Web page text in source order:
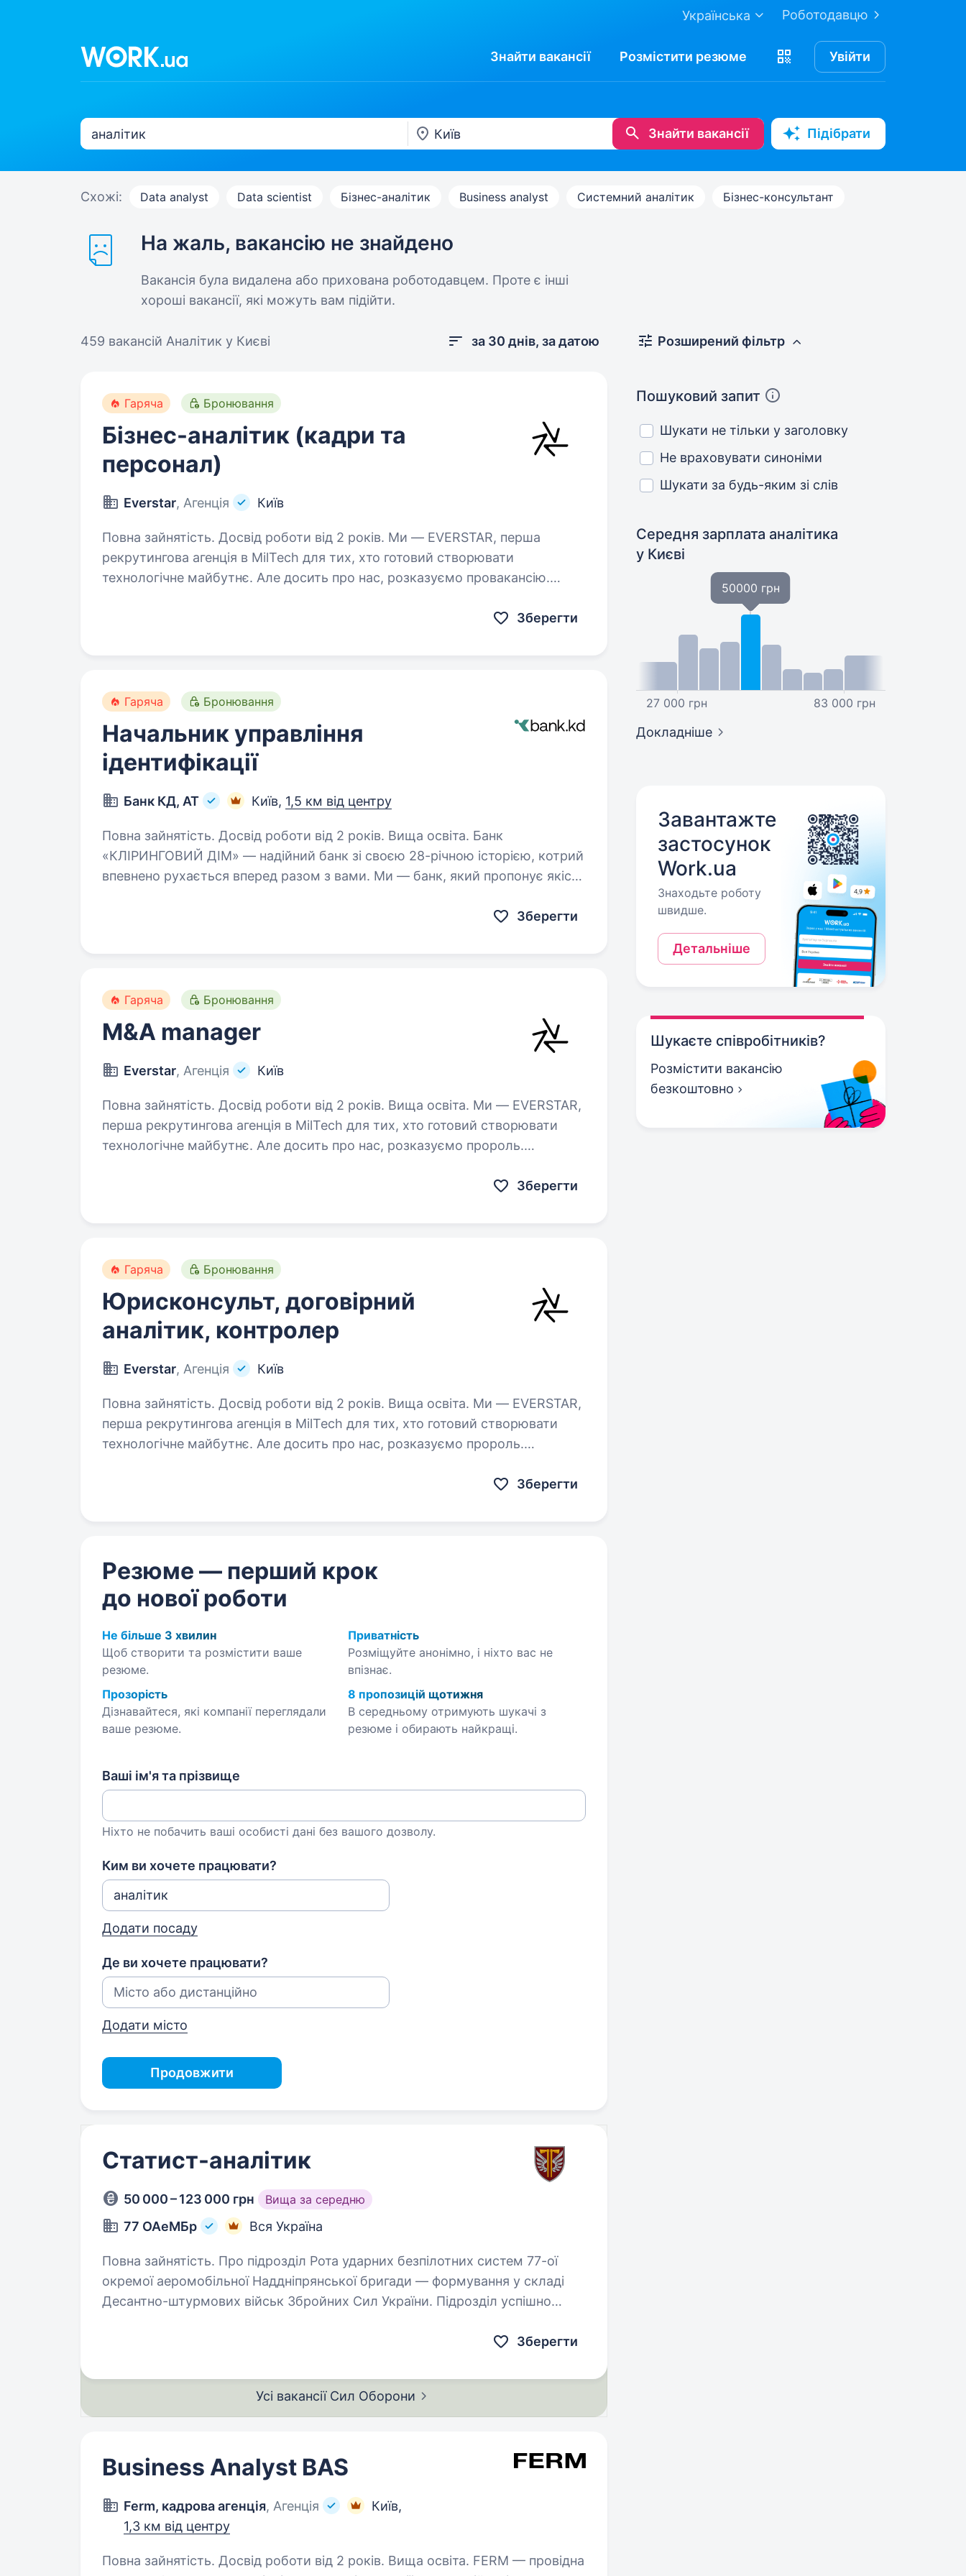
Роботодавцю
Українська
Знайти вакансії Розмістити резюме Увійти
Знайти вакансії Підібрати
Схожі: Data analyst Data scientist Бізнес-аналітик Business analyst Системний аналітик Бізнес-консультант
На жаль, вакансію не знайдено
Вакансія була видалена або прихована роботодавцем. Проте є інші
хороші вакансії, які можуть вам підійти.
459 вакансій Аналітик у Києві за 30 днів, за датою
Гаряча Бронювання
Бізнес-аналітик (кадри та
персонал)
Everstar, Агенція Київ
Повна зайнятість. Досвід роботи від 2 років. Ми — EVERSTAR, перша
рекрутингова агенція в MilTech для тих, хто готовий створювати
технологічне майбутнє. Але досить про нас, розказуємо провакансію.
Зберегти
Гаряча Бронювання
Начальник управління
ідентифікації
Банк КД, АТ Київ, 1,5 км від центру
Повна зайнятість. Досвід роботи від 2 років. Вища освіта. Банк
«КЛІРИНГОВИЙ ДІМ» — надійний банк зі своєю 28-річною історією, котрий
впевнено рухається вперед разом з вами. Ми — банк, який пропонує якісне
Зберегти
Гаряча Бронювання
M&A manager
Everstar, Агенція Київ
Повна зайнятість. Досвід роботи від 2 років. Вища освіта. Ми — EVERSTAR,
перша рекрутингова агенція в MilTech для тих, хто готовий створювати
технологічне майбутнє. Але досить про нас, розказуємо пророль.
Зберегти
Гаряча Бронювання
Юрисконсульт, договірний
аналітик, контролер
Everstar, Агенція Київ
Повна зайнятість. Досвід роботи від 2 років. Вища освіта. Ми — EVERSTAR,
перша рекрутингова агенція в MilTech для тих, хто готовий створювати
технологічне майбутнє. Але досить про нас, розказуємо пророль.
Зберегти
Резюме — перший крок
до нової роботи
Не більше 3 хвилин
Щоб створити та розмістити ваше
резюме.
Приватність
Розміщуйте анонімно, і ніхто вас не
впізнає.
Прозорість
Дізнавайтеся, які компанії переглядали
ваше резюме.
8 пропозицій щотижня
В середньому отримують шукачі з
резюме і обирають найкращі.
Ваші ім'я та прізвище
Ніхто не побачить ваші особисті дані без вашого дозволу.
Ким ви хочете працювати?
Додати посаду
Де ви хочете працювати?
Додати місто
Продовжити
Статист-аналітик
50 000 – 123 000 грн Вища за середню
77 ОАеМБр Вся Україна
Повна зайнятість. Про підрозділ Рота ударних безпілотних систем 77-ої
окремої аеромобільної Наддніпрянської бригади — формування у складі
Десантно-штурмових військ Збройних Сил України. Підрозділ успішно
Зберегти
Усі вакансії Сил Оборони
Business Analyst BAS
Ferm, кадрова агенція, Агенція
Київ,
1,3 км від центру
Повна зайнятість. Досвід роботи від 2 років. Вища освіта. FERM — провідна
Розширений фільтр
Пошуковий запит
Шукати не тільки у заголовку
Не враховувати синоніми
Шукати за будь-яким зі слів
Середня зарплата аналітика
у Києві
27 000 грн
50000 грн
83 000 грн
Докладніше
Завантажте
застосунок
Work.ua
Знаходьте роботу
швидше.
Детальніше
Шукаєте співробітників?
Розмістити вакансію
безкоштовно